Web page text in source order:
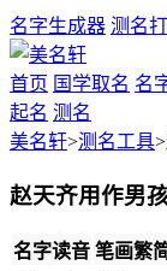
名字生成器 测名
首页 国学取名 名
起名 测名
美名轩>测名工具
赵天齐用作男
名字读音 笔画繁